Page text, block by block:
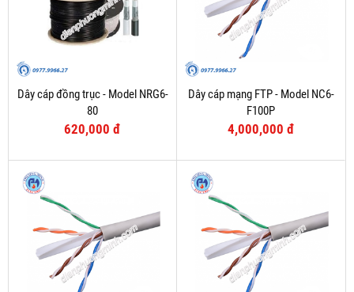
Dây cáp đồng trục - Model NRG6-
80
620,000 đ
Dây cáp mạng FTP - Model NC6-
F100P
4,000,000 đ